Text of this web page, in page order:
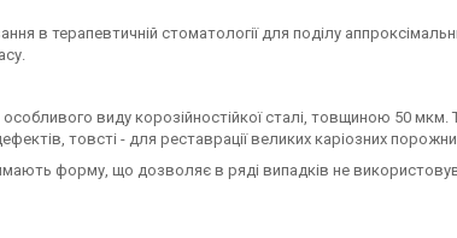
в терапевтичній стоматології для поділу
виду корозійностійкої сталі, товщиною 50 мкм.
товсті - для реставрації великих каріозних
форму, що дозволяє в ряді випадків не